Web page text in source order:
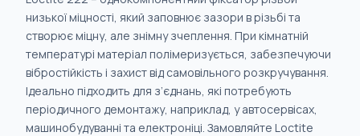
низької міцності, який заповнює зазори в різьбі та
створює міцну, але знімну зчеплення. При кімнатній
температурі матеріал полімеризується, забезпечуючи
вібростійкість і захист від самовільного розкручування.
Ідеально підходить для з’єднань, які потребують
періодичного демонтажу, наприклад, у автосервісах,
машинобудуванні та електроніці. Замовляйте Loctite